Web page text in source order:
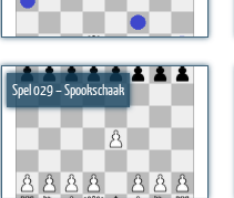
Spel 029 – Spookschaak